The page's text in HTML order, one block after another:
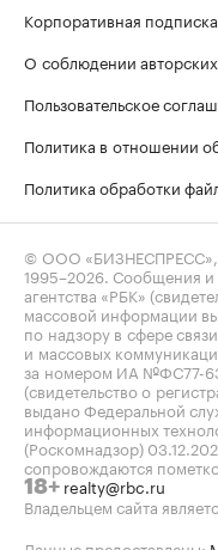
Корпоративная подписка
О соблюдении
Пользовательское
Политика в отношении
Политика обработки
© ООО
1995–2026. Сообщения
агентства «РБК»
массовой информации
по надзору в сфере
и массовых
за номером ИА №ФС77-
(свидетельство о
выдано Федеральной
информационных
(Роскомнадзор)
сопровождаются
18+ realty@rbc.ru
Владельцем сайта